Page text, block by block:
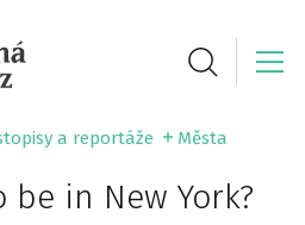
a reportáže Města
in New York?